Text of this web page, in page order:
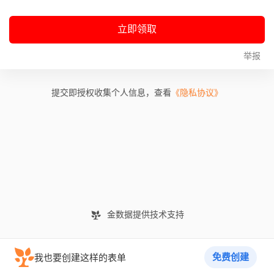
立即领取
举报
提交即授权收集个人信息，查看 《隐私协议》
金数据提供技术支持
我也要创建这样的表单 免费创建